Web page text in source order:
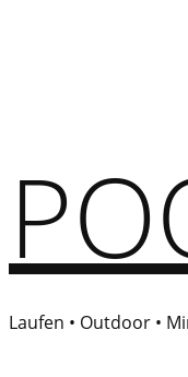
Laufen • Outdoor •